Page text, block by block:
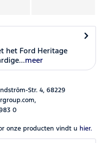
het Ford Heritage
meer
Str. 4, 68229
0
onze producten vindt u hier.